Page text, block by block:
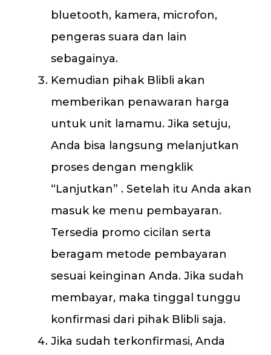
bluetooth, kamera, microfon,
pengeras suara dan lain
sebagainya.
Kemudian pihak Blibli akan
memberikan penawaran harga
untuk unit lamamu. Jika setuju,
Anda bisa langsung melanjutkan
proses dengan mengklik
“Lanjutkan” . Setelah itu Anda akan
masuk ke menu pembayaran.
Tersedia promo cicilan serta
beragam metode pembayaran
sesuai keinginan Anda. Jika sudah
membayar, maka tinggal tunggu
konfirmasi dari pihak Blibli saja.
Jika sudah terkonfirmasi, Anda